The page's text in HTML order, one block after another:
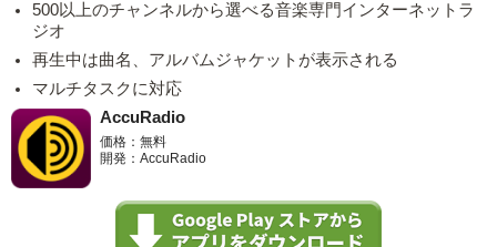
500以上のチャンネルから選べる音楽専門インターネットラ
ジオ
再生中は曲名、アルバムジャケットが表示される
マルチタスクに対応
AccuRadio
価格：無料
開発：AccuRadio